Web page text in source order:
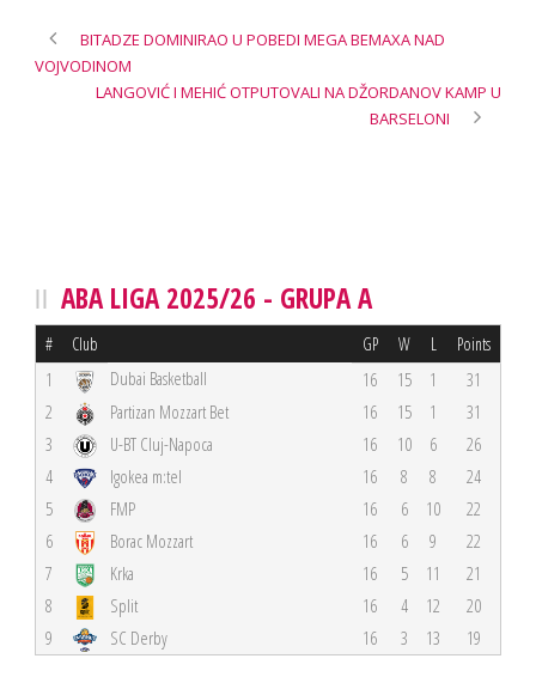
BITADZE DOMINIRAO U POBEDI MEGA BEMAXA NAD
VOJVODINOM
LANGOVIĆ I MEHIĆ OTPUTOVALI NA DŽORDANOV KAMP U
BARSELONI
ABA LIGA 2025/26 - GRUPA A
# Club GP W L Points
1 Dubai Basketball 16 15 1
31
2
Partizan Mozzart Bet 16 15 1
31
3
U-BT Cluj-Napoca 16 10 6
26
4
Igokea m:tel 16 8 8
24
5
FMP 16 6 10
22
6
Borac Mozzart 16 6 9
22
7
Krka 16 5 11
21
8
Split 16 4 12
20
9
SC Derby 16 3 13 19